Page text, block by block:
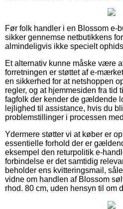
Før folk handler i en Blossom e-
sikker gennemse netbutikkens
almindeligvis ikke specielt
Et alternativ kunne måske være
forretningen er støttet af e-
en sikkerhed for at netshoppen
regler, og at hjemmesiden fra tid
fagfolk der kender de gældende
lejlighed til assistance, hvis du
problemstillinger i processen
Ydermere støtter vi at køber er
essentielle forhold der er
eksempel den returpolitik e-
forbindelse er det samtidig
beholder ens kvitteringsmail,
vidne om handlen af Blossom
rhod. 80 cm, uden hensyn til om